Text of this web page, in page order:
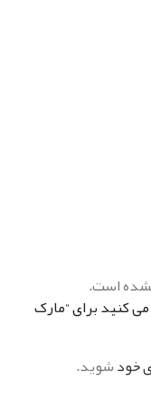
است.
کنید برای “مارک
خودشوید.